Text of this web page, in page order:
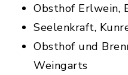
Obsthof Erlwein,
Seelenkraft,
Obsthof und
Weingarts